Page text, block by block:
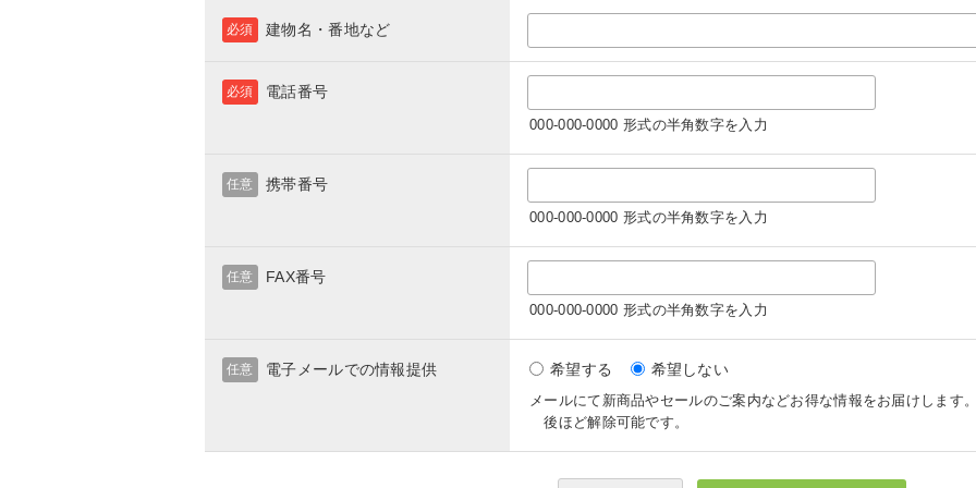
建物名・番地など
必須
電話番号
必須
000-000-0000 形式の半角数字を入力
携帯番号
任意
000-000-0000 形式の半角数字を入力
FAX番号
任意
000-000-0000 形式の半角数字を入力
電子メールでの情報提供
任意 希望する 希望しない
メールにて新商品やセールのご案内などお得な情報をお届けします
後ほど解除可能です。